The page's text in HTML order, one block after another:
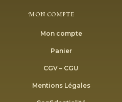
Mon Compte
Mon compte
Panier
CGV – CGU
Mentions Légales